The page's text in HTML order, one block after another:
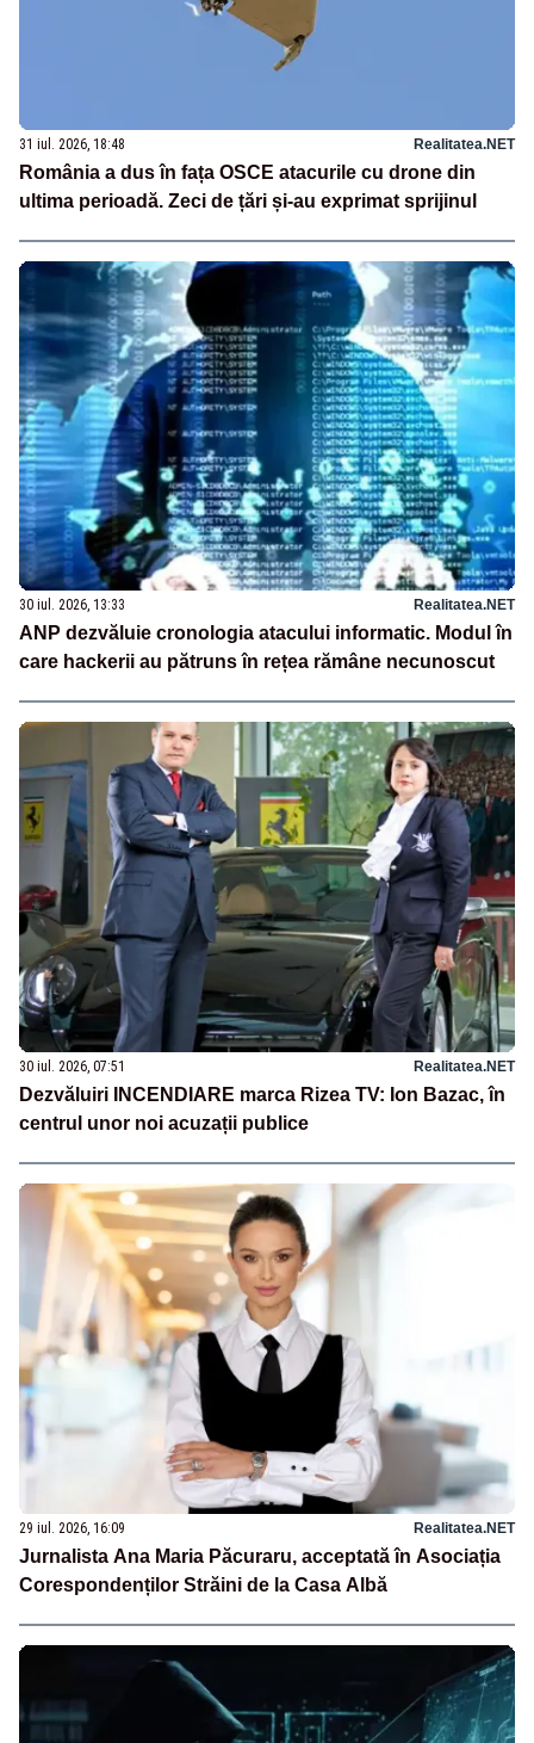
31 iul. 2026, 18:48 Realitatea.NET
România a dus în fața OSCE atacurile cu drone din
ultima perioadă. Zeci de țări și-au exprimat sprijinul
30 iul. 2026, 13:33 Realitatea.NET
ANP dezvăluie cronologia atacului informatic. Modul în
care hackerii au pătruns în rețea rămâne necunoscut
30 iul. 2026, 07:51 Realitatea.NET
Dezvăluiri INCENDIARE marca Rizea TV: Ion Bazac, în
centrul unor noi acuzații publice
29 iul. 2026, 16:09 Realitatea.NET
Jurnalista Ana Maria Păcuraru, acceptată în Asociația
Corespondenților Străini de la Casa Albă